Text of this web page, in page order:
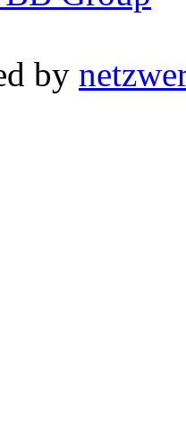
by